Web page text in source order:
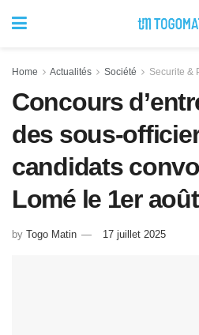
Home Actualités Société Securite &
Concours
des sous-
candidats
Lomé le 1er août
by Togo Matin 17 juillet 2025